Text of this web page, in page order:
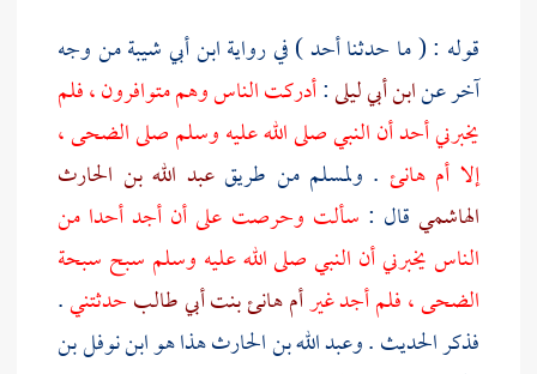
قوله : ( ما حدثنا أحد ) في روايةابن أبي شيبةمن وجه
آخر عنابن أبي ليلى:أدركت الناس وهم متوافرون ، فلم
يخبرني أحد أن النبي صلى الله عليه وسلم صلى الضحى ،
إلا أم هانئ . ولمسلممن طريقعبد الله بن الحارث
الهاشمي قال : سألت وحرصت على أن أجد أحدا من
الناس يخبرني أن النبي صلى الله عليه وسلم سبح سبحة
الضحى ، فلم أجد غيرأم هانئ بنت أبي طالبحدثتني.
فذكر الحديث .وعبد الله بن الحارث هذا هو ابن نوفل بن